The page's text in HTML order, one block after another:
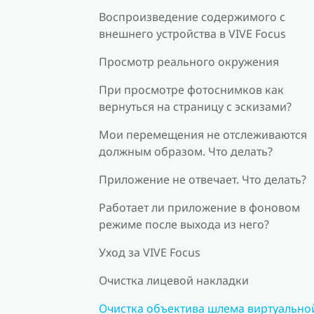
Воспроизведение содержимого с
внешнего устройства в VIVE Focus
Просмотр реального окружения
При просмотре фотоснимков как
вернуться на страницу с эскизами?
Мои перемещения не отслеживаются
должным образом. Что делать?
Приложение не отвечает. Что делать?
Работает ли приложение в фоновом
режиме после выхода из него?
Уход за VIVE Focus
Очистка лицевой накладки
Очистка объектива шлема